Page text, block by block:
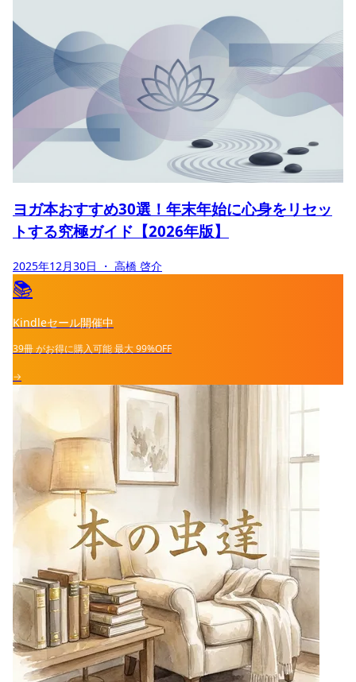
ヨガ本おすすめ30選！年末年始に心身をリセッ
トする究極ガイド【2026年版】
2025年12月30日 ・ 高橋 啓介
📚
Kindleセール開催中
39冊がお得に購入可能最大99%OFF
→